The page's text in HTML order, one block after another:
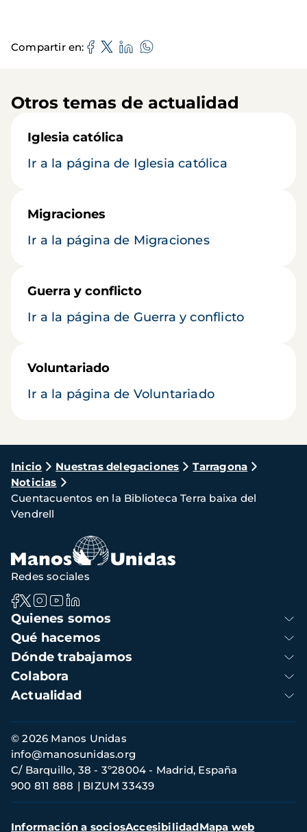
Compartir en
Otros temas de actualidad
Iglesia católica
Ir a la página de Iglesia católica
Migraciones
Ir a la página de Migraciones
Guerra y conflicto
Ir a la página de Guerra y conflicto
Voluntariado
Ir a la página de Voluntariado
Ruta
de
navegación
Inicio Nuestras delegaciones
Tarragona
Noticias
Cuentacuentos en la Biblioteca Terra baixa del
Vendrell
Navegación
principal
Quienes somos
Qué hacemos
Dónde trabajamos
Colabora
Actualidad
Redes sociales
Información
de
contacto
© 2026 Manos Unidas
C/ Barquillo, 38 - 3º28004 - Madrid, España
900 811 888
BIZUM 33439
info@manosunidas.org
Menú
Información a sociosAccesibilidadMapa web